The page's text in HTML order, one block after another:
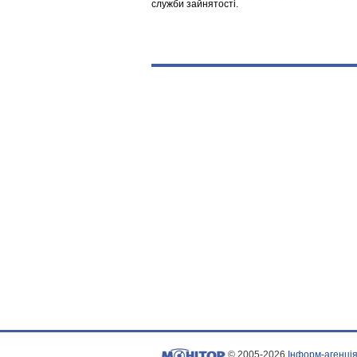
служби зайнятості.
© 2005-2026 Інформ-